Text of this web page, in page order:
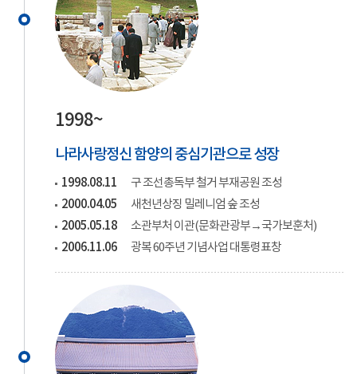
1998~
나라사랑정신 함양의 중심기관으로 성장
1998.08.11
구 조선총독부 철거 부재공원 조성
2000.04.05
새천년상징 밀레니엄 숲 조성
2005.05.18
소관부처 이관(문화관광부→국가보훈처)
2006.11.06
광복 60주년 기념사업 대통령표창